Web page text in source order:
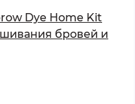
Dye Home Kit
бровей и